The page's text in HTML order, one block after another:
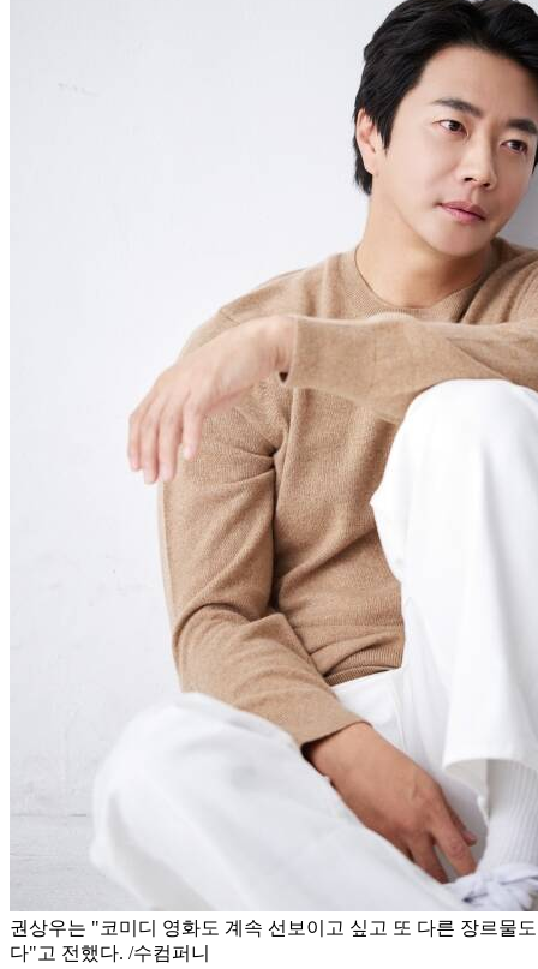
권상우는 "코미디 영화도 계속 선보이고 싶고 또 다른 장르물
다"고 전했다. /수컴퍼니